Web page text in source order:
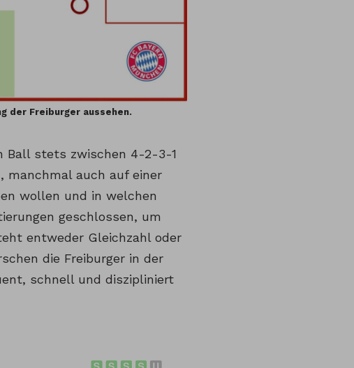
der Freiburger aussehen.
Ball stets zwischen 4-2-3-1
manchmal auch auf einer
wollen und in welchen
geschlossen, um
entweder Gleichzahl oder
die Freiburger in der
schnell und diszipliniert